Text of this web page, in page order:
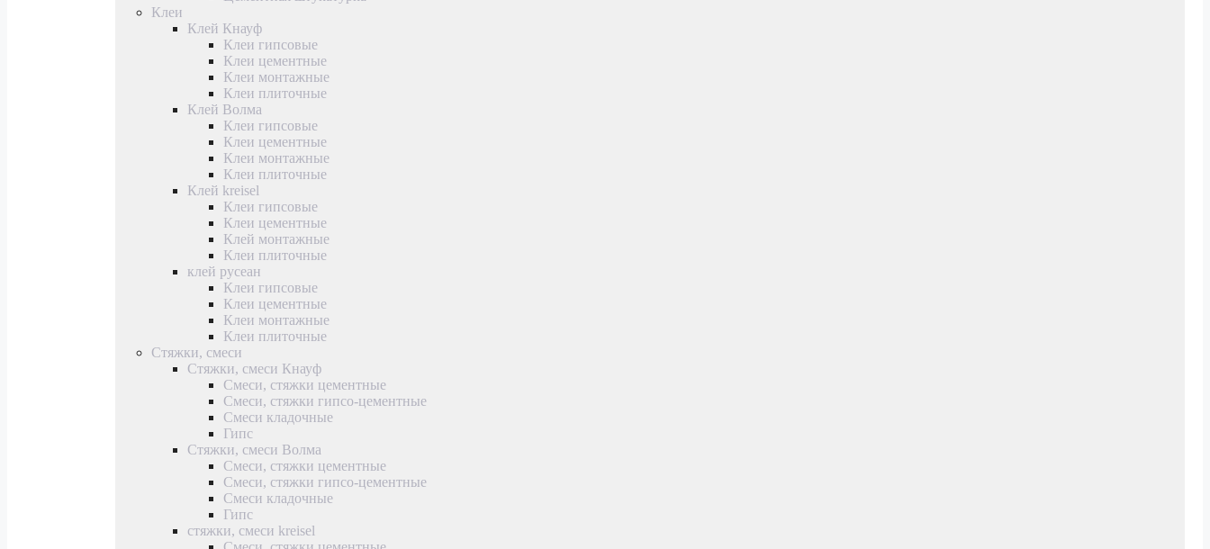
Клеи
Клей Кнауф
Клеи гипсовые
Клеи цементные
Клеи монтажные
Клеи плиточные
Клей Волма
Клеи гипсовые
Клеи цементные
Клеи монтажные
Клеи плиточные
Клей kreisel
Клеи гипсовые
Клеи цементные
Клей монтажные
Клеи плиточные
клей русеан
Клеи гипсовые
Клеи цементные
Клеи монтажные
Клеи плиточные
Стяжки, смеси
Стяжки, смеси Кнауф
Смеси, стяжки цементные
Смеси, стяжки гипсо-цементные
Смеси кладочные
Гипс
Стяжки, смеси Волма
Смеси, стяжки цементные
Смеси, стяжки гипсо-цементные
Смеси кладочные
Гипс
стяжки, смеси kreisel